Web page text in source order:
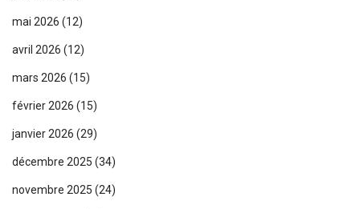
mai 2026 (12)
avril 2026 (12)
mars 2026 (15)
février 2026 (15)
janvier 2026 (29)
décembre 2025 (34)
novembre 2025 (24)